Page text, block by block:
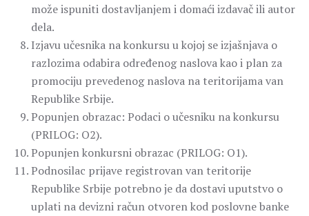
može ispuniti dostavljanjem i domaći izdavač ili autor
dela.
Izjavu učesnika na konkursu u kojoj se izjašnjava o
razlozima odabira određenog naslova kao i plan za
promociju prevedenog naslova na teritorijama van
Republike Srbije.
Popunjen obrazac: Podaci o učesniku na konkursu
(PRILOG: O2).
Popunjen konkursni obrazac (PRILOG: O1).
Podnosilac prijave registrovan van teritorije
Republike Srbije potrebno je da dostavi uputstvo o
uplati na devizni račun otvoren kod poslovne banke